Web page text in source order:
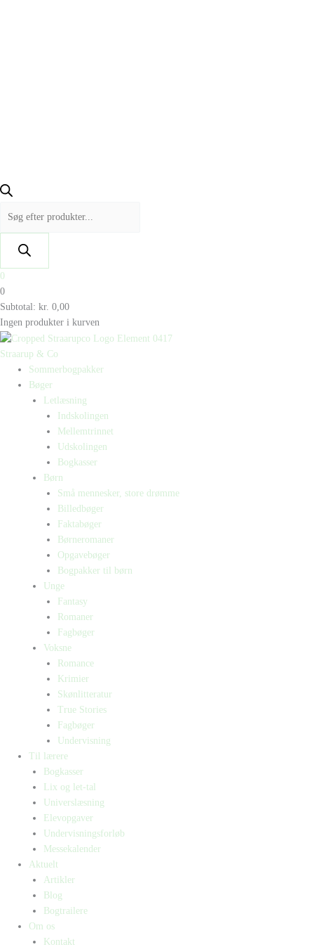
0
0
Subtotal: kr. 0,00
Ingen produkter i kurven
Straarup & Co
Sommerbogpakker
Bøger
Letlæsning
Indskolingen
Mellemtrinnet
Udskolingen
Bogkasser
Børn
Små mennesker, store drømme
Billedbøger
Faktabøger
Børneromaner
Opgavebøger
Bogpakker til børn
Unge
Fantasy
Romaner
Fagbøger
Voksne
Romance
Krimier
Skønlitteratur
True Stories
Fagbøger
Undervisning
Til lærere
Bogkasser
Lix og let-tal
Universlæsning
Elevopgaver
Undervisningsforløb
Messekalender
Aktuelt
Artikler
Blog
Bogtrailere
Om os
Kontakt